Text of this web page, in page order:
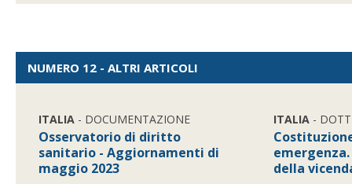
NUMERO 12 - ALTRI ARTICOLI
ITALIA - DOCUMENTAZIONE
Osservatorio di diritto
sanitario - Aggiornamenti di
maggio 2023
ITALIA -
della